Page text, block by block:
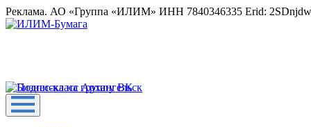
Реклама. АО «Группа «ИЛИМ» ИНН 7840346335 Erid: